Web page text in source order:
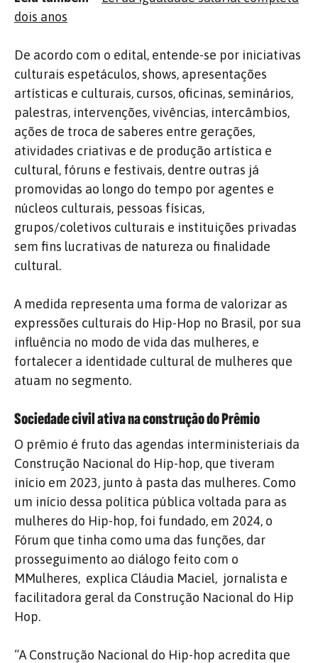
dois anos
De acordo com o edital, entende-se por iniciativas
culturais espetáculos, shows, apresentações
artísticas e culturais, cursos, oficinas, seminários,
palestras, intervenções, vivências, intercâmbios,
ações de troca de saberes entre gerações,
atividades criativas e de produção artística e
cultural, fóruns e festivais, dentre outras já
promovidas ao longo do tempo por agentes e
núcleos culturais, pessoas físicas,
grupos/coletivos culturais e instituições privadas
sem fins lucrativas de natureza ou finalidade
cultural.
A medida representa uma forma de valorizar as
expressões culturais do Hip-Hop no Brasil, por sua
influência no modo de vida das mulheres, e
fortalecer a identidade cultural de mulheres que
atuam no segmento.
Sociedade civil ativa na construção do Prêmio
O prêmio é fruto das agendas interministeriais da
Construção Nacional do Hip-hop, que tiveram
início em 2023, junto à pasta das mulheres. Como
um início dessa política pública voltada para as
mulheres do Hip-hop, foi fundado, em 2024, o
Fórum que tinha como uma das funções, dar
prosseguimento ao diálogo feito com o
MMulheres, explica Cláudia Maciel, jornalista e
facilitadora geral da Construção Nacional do Hip
Hop.
“A Construção Nacional do Hip-hop acredita que